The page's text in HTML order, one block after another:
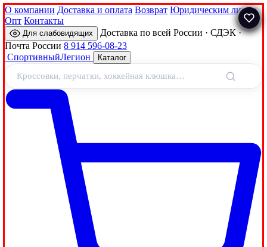
О компании Доставка и оплата Возврат Юридическим лицам
Опт Контакты
Для слабовидящих
Доставка по всей России · СДЭК ·
Почта России 8 914 596-08-23
СпортивныйЛегион Каталог